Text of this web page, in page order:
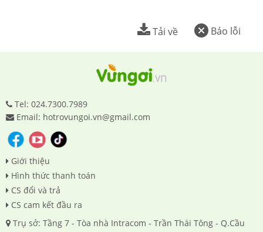
Báo lỗi
Tải về
Tel: 024.7300.7989
Email: hotrovungoi.vn@gmail.com
Giới thiệu
Hình thức thanh toán
CS đổi và trả
CS cam kết đầu ra
Trụ sở: Tầng 7 - Tòa nhà Intracom - Trần Thái Tông - Q.Cầu